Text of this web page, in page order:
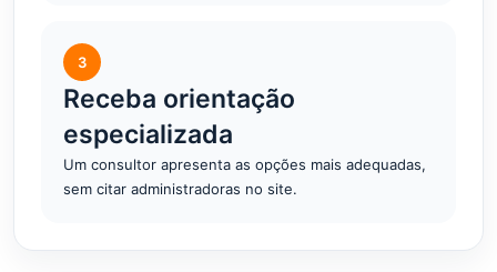
3
Receba orientação
especializada
Um consultor apresenta as opções mais adequadas,
sem citar administradoras no site.